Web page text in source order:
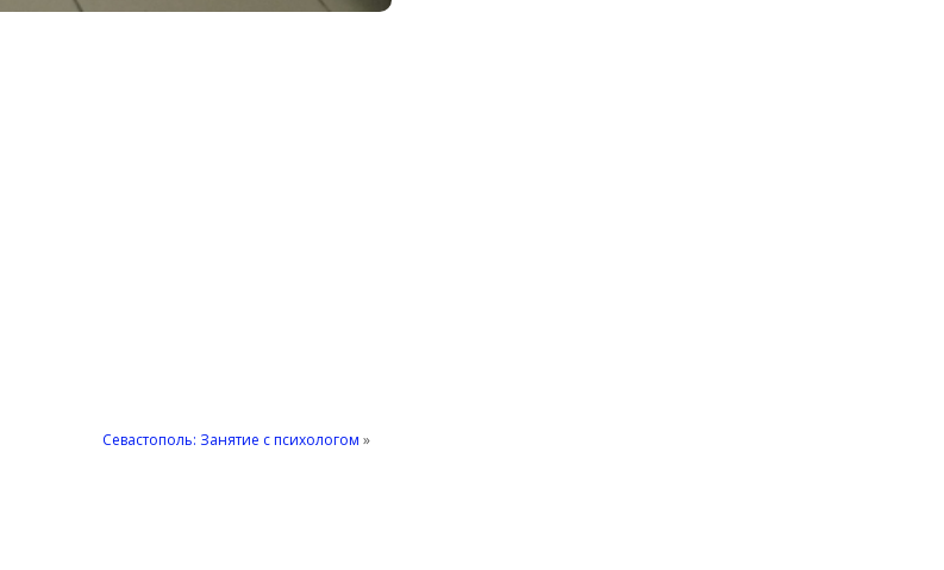
Севастополь: Занятие с психологом »